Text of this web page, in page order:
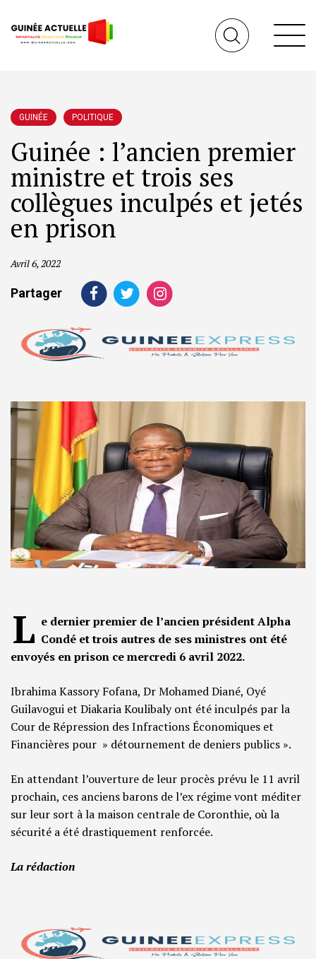
GUINÉE POLITIQUE
Guinée : l’ancien premier
ministre et trois ses
collègues inculpés et jetés
en prison
Avril 6, 2022
Partager
L e dernier premier de l’ancien président Alpha
Condé et trois autres de ses ministres ont été
envoyés en prison ce mercredi 6 avril 2022.
Ibrahima Kassory Fofana, Dr Mohamed Diané, Oyé
Guilavogui et Diakaria Koulibaly ont été inculpés par la
Cour de Répression des Infractions Économiques et
Financières pour » détournement de deniers publics ».
En attendant l’ouverture de leur procès prévu le 11 avril
prochain, ces anciens barons de l’ex régime vont méditer
sur leur sort à la maison centrale de Coronthie, où la
sécurité a été drastiquement renforcée.
La rédaction